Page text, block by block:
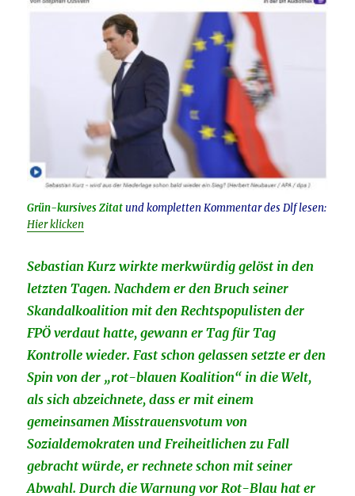
Grün-kursives Zitat und kompletten Kommentar des Dlf lesen:
Hier klicken
Sebastian Kurz wirkte merkwürdig gelöst in den
letzten Tagen. Nachdem er den Bruch seiner
Skandalkoalition mit den Rechtspopulisten der
FPÖ verdaut hatte, gewann er Tag für Tag
Kontrolle wieder. Fast schon gelassen setzte er den
Spin von der „rot-blauen Koalition“ in die Welt,
als sich abzeichnete, dass er mit einem
gemeinsamen Misstrauensvotum von
Sozialdemokraten und Freiheitlichen zu Fall
gebracht würde, er rechnete schon mit seiner
Abwahl. Durch die Warnung vor Rot-Blau hat er